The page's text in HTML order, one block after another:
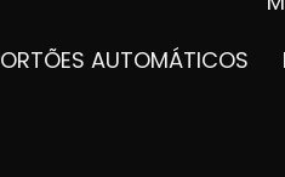
PORTÕES AUTOMÁTICOS